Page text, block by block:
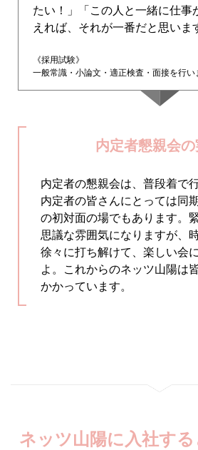
たい！」「この人と一緒に仕事
えれば、それが一番だと思いま
《採用試験》
一般常識・小論文・適正検査・面接を行い
内定者懇親会
内定者の懇親会は、普段着で
内定者の皆さんにとっては同
の初対面の場でもあります。
思議な雰囲気になりますが、
徐々に打ち解けて、楽しい会
よ。これからのネッツ山陽は
かかっています。
ネッツ山陽に入社する